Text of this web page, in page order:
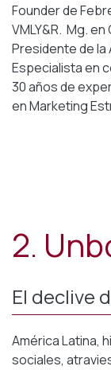
Founder de
VMLY&R. Mg.
Presidente de la
Especialista en
30 años de
en Marketing
2.
El declive
América Latina,
sociales,